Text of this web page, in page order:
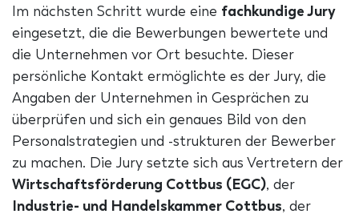
Im nächsten Schritt wurde eine fachkundige Jury
eingesetzt, die die Bewerbungen bewertete und
die Unternehmen vor Ort besuchte. Dieser
persönliche Kontakt ermöglichte es der Jury, die
Angaben der Unternehmen in Gesprächen zu
überprüfen und sich ein genaues Bild von den
Personalstrategien und -strukturen der Bewerber
zu machen. Die Jury setzte sich aus Vertretern der
Wirtschaftsförderung Cottbus (EGC), der
Industrie- und Handelskammer Cottbus, der